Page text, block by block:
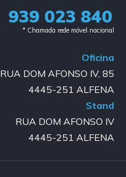
939 023 840​
* Chamada rede móvel nacional
Oficina
RUA DOM AFONSO IV, 85
4445-251 ALFENA
Stand
RUA DOM AFONSO IV
4445-251 ALFENA